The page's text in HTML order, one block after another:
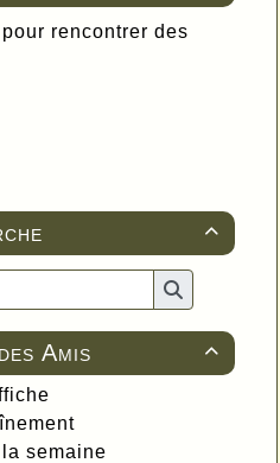
rencontrer des


Amis
semaine